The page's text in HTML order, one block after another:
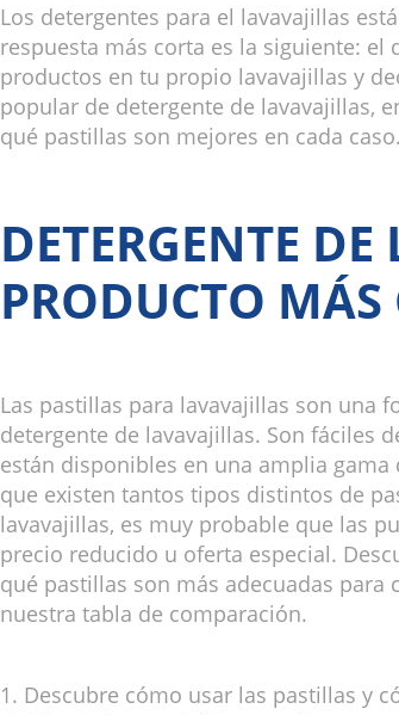
Los detergentes para el lavavajillas
respuesta más corta es la siguiente:
productos en tu propio lavavajillas y
popular de detergente de lavavajillas,
qué pastillas son mejores en cada caso.
DETERGENTE
PRODUCTO
Las pastillas para lavavajillas son una
detergente de lavavajillas. Son fáciles
están disponibles en una amplia gama
que existen tantos tipos distintos de
lavavajillas, es muy probable que las
precio reducido u oferta especial.
qué pastillas son más adecuadas para
nuestra tabla de comparación.
1. Descubre cómo usar las pastillas y